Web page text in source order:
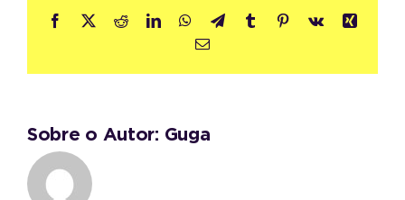
Facebook
X RedditLinkedInWhatsApp
TelegramTumblr Pinterest
Vk
Xing
E-
Sobre o Autor: Guga